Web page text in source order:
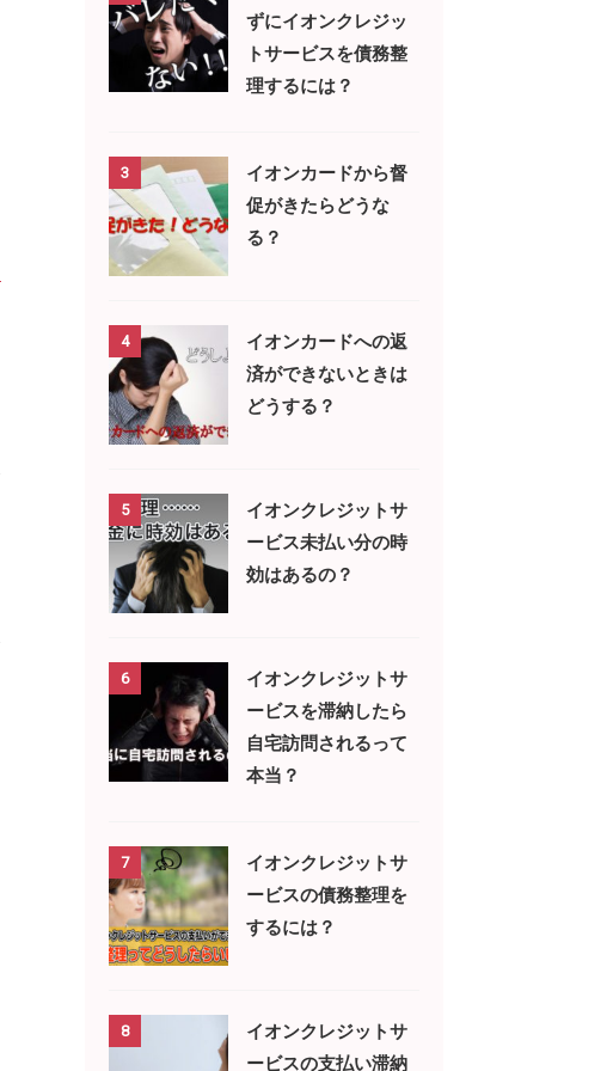
ずにイオンクレジッ
トサービスを債務整
理するには？
3
イオンカードから督
促がきたらどうな
る？
4
イオンカードへの返
済ができないときは
どうする？
5
イオンクレジットサ
ービス未払い分の時
効はあるの？
6
イオンクレジットサ
ービスを滞納したら
自宅訪問されるって
本当？
7
イオンクレジットサ
ービスの債務整理を
するには？
8
イオンクレジットサ
ービスの支払い滞納